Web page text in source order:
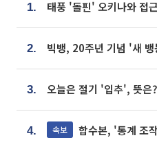
1.
2.
3. 오늘은 절기 '입추', 뜻은?
4. 속보 합수본, '통계 조작' 서울·